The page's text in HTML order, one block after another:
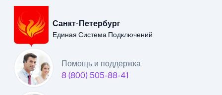
Санкт-Петербург
Единая Система Подключений
Помощь и поддержка
8 (800) 505-88-41
Санкт-Петербургский
филиал